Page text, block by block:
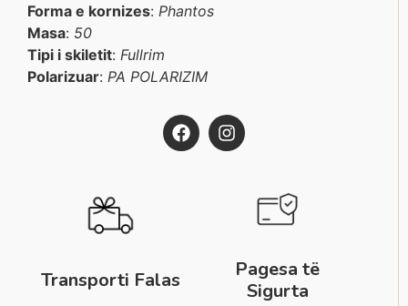
Forma e kornizes: Phantos
Masa: 50
Tipi i skiletit: Fullrim
Polarizuar: PA POLARIZIM
Transporti Falas
Pagesa të
Sigurta